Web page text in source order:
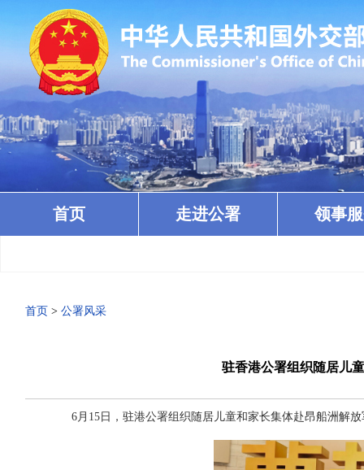
首页 走进公署 领事
首页 > 公署风采
驻香港公署组织随居儿
6月15日，驻港公署组织随居儿童和家长集体赴昂船洲解放